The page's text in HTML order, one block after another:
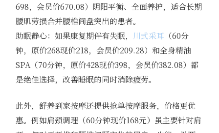
698，会员价670.08）阴阳平衡、全面养护，适合长期
腰肌劳损合并腰椎间盘突出的患者。
助眠静心：如果康复期伴有失眠， 川式采耳 （60分
钟，原价268现价218，会员价209.28）和全身精油
SPA（70分钟，原价428现价398，会员价382.08）都
是绝佳选择，改善睡眠的同时消除疲劳。
此外，舒养到家按摩还提供抢单按摩服务，价格更优
惠。例如肩颈调理（60分钟现价168元）虽主要针对肩